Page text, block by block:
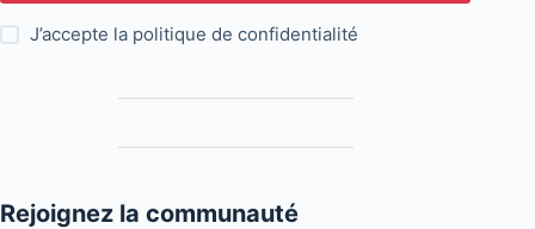
J’accepte la politique de confidentialité
Rejoignez la communauté